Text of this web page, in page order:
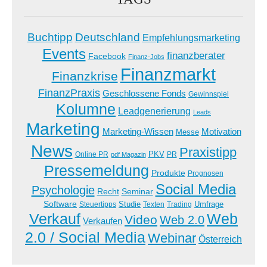
Buchtipp Deutschland Empfehlungsmarketing
Events Facebook Finanz-Jobs finanzberater
Finanzkrise Finanzmarkt
FinanzPraxis Geschlossene Fonds Gewinnspiel
Kolumne Leadgenerierung Leads
Marketing Marketing-Wissen Messe Motivation
News Online PR pdf Magazin PKV PR Praxistipp
Pressemeldung Produkte Prognosen
Psychologie Recht Seminar Social Media
Software Steuertipps Studie Texten Trading Umfrage
Verkauf Verkaufen Video Web 2.0Web
2.0 / Social MediaWebinar Österreich